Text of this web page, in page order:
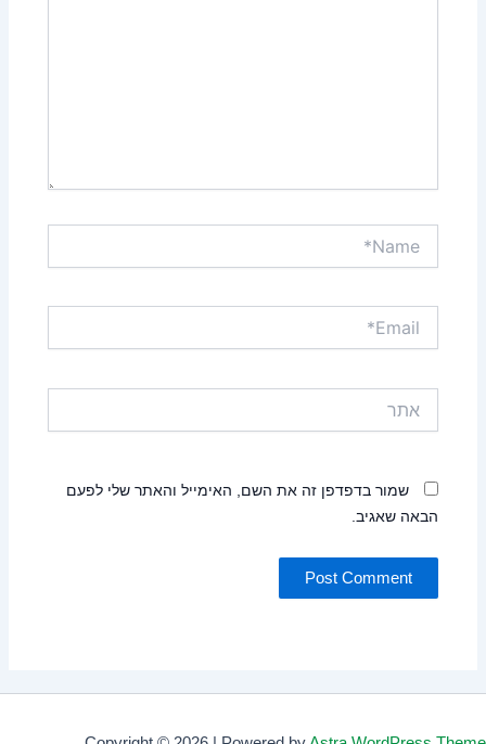
שמור בדפדפן זה את השם, האימייל והאתר שלי לפעם
הבאה שאגיב.